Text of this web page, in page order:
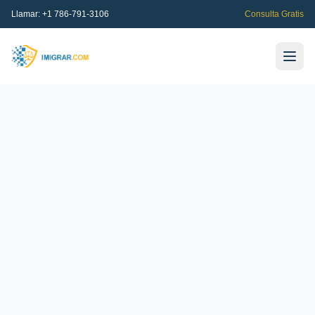
Llamar: +1 786-791-3106 Consulta Gratis